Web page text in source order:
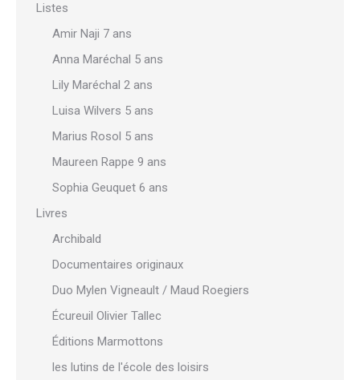
Listes
Amir Naji 7 ans
Anna Maréchal 5 ans
Lily Maréchal 2 ans
Luisa Wilvers 5 ans
Marius Rosol 5 ans
Maureen Rappe 9 ans
Sophia Geuquet 6 ans
Livres
Archibald
Documentaires originaux
Duo Mylen Vigneault / Maud Roegiers
Écureuil Olivier Tallec
Éditions Marmottons
les lutins de l'école des loisirs